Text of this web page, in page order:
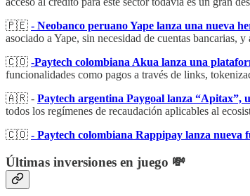
🇵🇪 - Neobanco peruano Yape lanza una nueva
asociado a Yape, sin necesidad de cuentas bancarias,
🇨🇴 -Paytech colombiana Akua lanza una
funcionalidades como pagos a través de links,
🇦🇷 - Paytech argentina Paygoal lanza “Apitax”,
todos los regímenes de recaudación aplicables al
🇨🇴 - Paytech colombiana Rappipay lanza nueva
Últimas inversiones en juego 💸